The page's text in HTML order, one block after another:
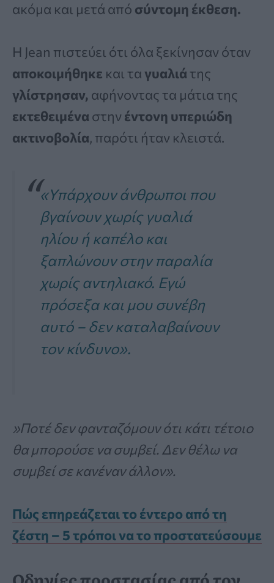
ακόμα και μετά από σύντομη έκθεση.
Η Jean πιστεύει ότι όλα ξεκίνησαν όταν
αποκοιμήθηκε και ταγυαλιά της
γλίστρησαν, αφήνοντας τα μάτια της
εκτεθειμένα στην έντονη υπεριώδη
ακτινοβολία, παρότι ήταν κλειστά.
«Υπάρχουν άνθρωποι που
βγαίνουν χωρίς γυαλιά
ηλίου ή καπέλο και
ξαπλώνουν στην παραλία
χωρίς αντηλιακό. Εγώ
πρόσεξα και μου συνέβη
αυτό – δεν καταλαβαίνουν
τον κίνδυνο».
»Ποτέ δεν φανταζόμουν ότι κάτι τέτοιο
θα μπορούσε να συμβεί. Δεν θέλω να
συμβεί σε κανέναν άλλον».
Πώς επηρεάζεται το έντερο από τη
ζέστη – 5 τρόποι να το προστατεύσουμε